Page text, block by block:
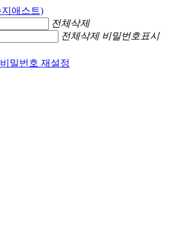
전체삭제
전체삭제 비밀번호표시
비밀번호 재설정